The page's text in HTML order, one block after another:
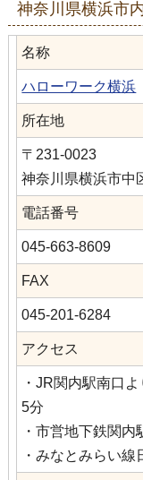
神奈川県横浜市
名称
ハローワーク横浜
所在地
〒231-0023
神奈川県横浜市
電話番号
045-663-8609
FAX
045-201-6284
アクセス
・JR関内駅南口
5分
・市営地下鉄関
・みなとみらい